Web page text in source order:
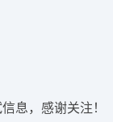
息，感谢关注！